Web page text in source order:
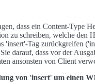
dass ein Content-Type
zu schreiben, welche den
'insert'-Tag zurückgreifen
darauf, dass vor der
ansonsten von Client
von 'insert' um einen